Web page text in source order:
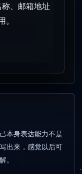
本身表达能力不是
出来，感觉以后可
。
、邮箱地址